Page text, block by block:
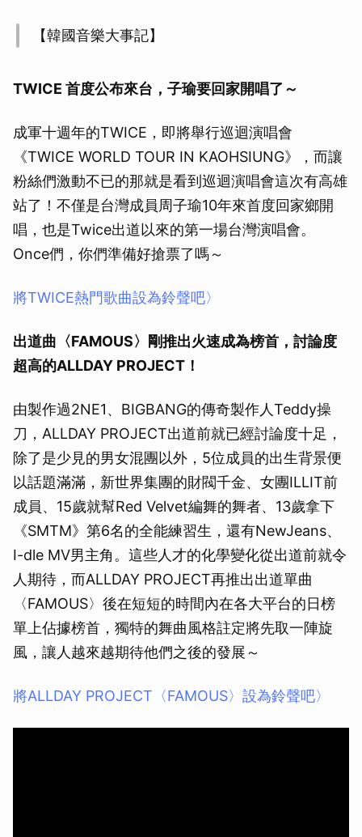
【韓國音樂大事記】
TWICE 首度公布來台，子瑜要回家開唱了～
成軍十週年的TWICE，即將舉行巡迴演唱會
《TWICE WORLD TOUR IN KAOHSIUNG》，而讓
粉絲們激動不已的那就是看到巡迴演唱會這次有高雄
站了！不僅是台灣成員周子瑜10年來首度回家鄉開
唱，也是Twice出道以來的第一場台灣演唱會。
Once們，你們準備好搶票了嗎～
將TWICE熱門歌曲設為鈴聲吧〉
出道曲〈FAMOUS〉剛推出火速成為榜首，討論度
超高的ALLDAY PROJECT！
由製作過2NE1、BIGBANG的傳奇製作人Teddy操
刀，ALLDAY PROJECT出道前就已經討論度十足，
除了是少見的男女混團以外，5位成員的出生背景便
以話題滿滿，新世界集團的財閥千金、女團ILLIT前
成員、15歲就幫Red Velvet編舞的舞者、13歲拿下
《SMTM》第6名的全能練習生，還有NewJeans、
I-dle MV男主角。這些人才的化學變化從出道前就令
人期待，而ALLDAY PROJECT再推出出道單曲
〈FAMOUS〉後在短短的時間內在各大平台的日榜
單上佔據榜首，獨特的舞曲風格註定將先取一陣旋
風，讓人越來越期待他們之後的發展～
將ALLDAY PROJECT〈FAMOUS〉設為鈴聲吧〉